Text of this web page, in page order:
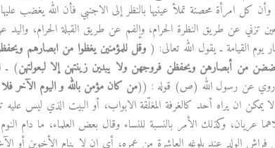
وأن كل امرأة محصنة تملأ عينيها بالنظر إلى الاجنبي فأن الله
تزني عن طريق النظرة الحرام، وإلفم عن طريق القبلة الحرام،
يوم القيامة ـ يقول الله تعالى: ( وقل للمؤمنين يغظوا من ابصارهم
من أبصارهن ويحفظن فروجهن ولا يبدين زينتهن إلا لبعولتهن) ـ
روي عن رسول الله (ص) قوله : ((من كان مؤمن بالله و اليوم الآخر
لا يمكن ان يراه أحد كالغرفة المغلّقة الابواب، أو البيت الذي
عريان، وكذلك الأمر بالنسبة للنساء وقال بعض العلماء، ما
الولد عند بلوغه العاشرة من عمره، أي ان لا ينام الأخوين أو